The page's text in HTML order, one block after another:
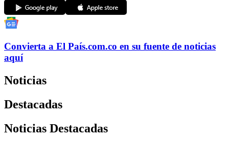
Convierta a El País.com.co en su fuente de noticias
aquí
Noticias
Destacadas
Noticias Destacadas